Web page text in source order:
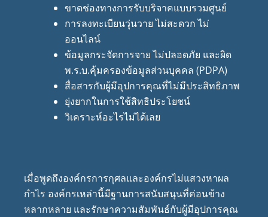
ขาดช่องทางการรับบริจาคแบบรวมศูนย์
การลงทะเบียนวุ่นวาย ไม่สะดวก ไม่
ออนไลน์
ข้อมูลกระจัดการจาย ไม่ปลอดภัย และผิด
พ.ร.บ.คุ้มครองข้อมูลส่วนบุคคล (PDPA)
สื่อสารกับผู้มีอุปการคุณที่ไม่มีประสิทธิภาพ
ยุ่งยากในการใช้สิทธิประโยชน์
วิเคราะห์อะไรไม่ได้เลย
เมื่อพูดถึงองค์กรการกุศลและองค์กรไม่แสวงหาผล
กำไร องค์กรเหล่านี้มีฐานการสนับสนุนที่ค่อนข้าง
หลากหลาย และรักษาความสัมพันธ์กับผู้มีอุปการคุณ